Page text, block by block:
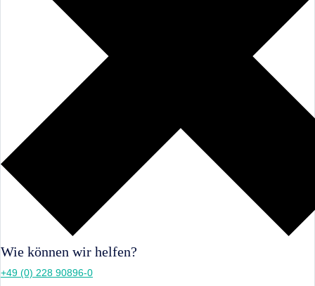
Wie können wir helfen?
+49 (0) 228 90896-0